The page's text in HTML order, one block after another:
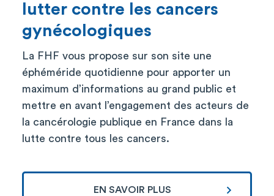
lutter contre les cancers
gynécologiques
La FHF vous propose sur son site une
éphéméride quotidienne pour apporter un
maximum d’informations au grand public et
mettre en avant l’engagement des acteurs de
la cancérologie publique en France dans la
lutte contre tous les cancers.
EN SAVOIR PLUS